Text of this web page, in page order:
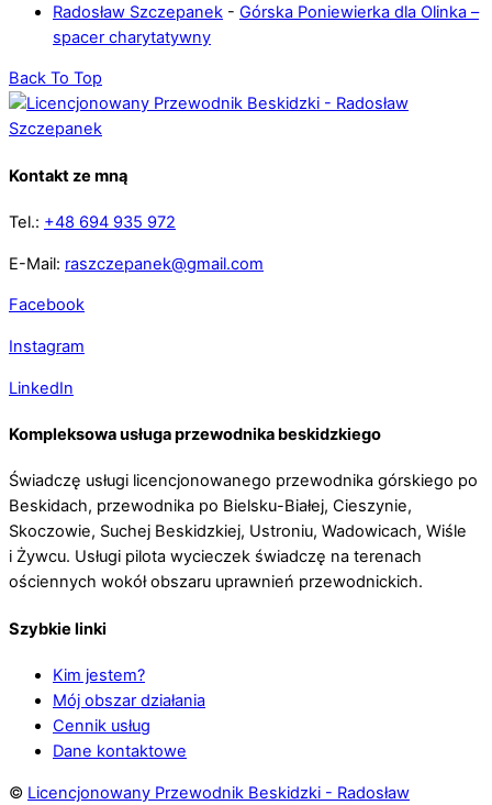
Radosław Szczepanek - Górska Poniewierka dla Olinka –
spacer charytatywny
Back To Top
Kontakt ze mną
Tel.: +48 694 935 972
E-Mail: raszczepanek@gmail.com
Facebook
Instagram
LinkedIn
Kompleksowa usługa przewodnika beskidzkiego
Świadczę usługi licencjonowanego przewodnika górskiego po
Beskidach, przewodnika po Bielsku-Białej, Cieszynie,
Skoczowie, Suchej Beskidzkiej, Ustroniu, Wadowicach, Wiśle
i Żywcu. Usługi pilota wycieczek świadczę na terenach
ościennych wokół obszaru uprawnień przewodnickich.
Szybkie linki
Kim jestem?
Mój obszar działania
Cennik usług
Dane kontaktowe
© Licencjonowany Przewodnik Beskidzki - Radosław